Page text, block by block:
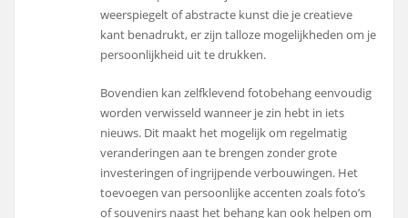
weerspiegelt of abstracte kunst die je creatieve
kant benadrukt, er zijn talloze mogelijkheden om je
persoonlijkheid uit te drukken.
Bovendien kan zelfklevend fotobehang eenvoudig
worden verwisseld wanneer je zin hebt in iets
nieuws. Dit maakt het mogelijk om regelmatig
veranderingen aan te brengen zonder grote
investeringen of ingrijpende verbouwingen. Het
toevoegen van persoonlijke accenten zoals foto’s
of souvenirs naast het behang kan ook helpen om